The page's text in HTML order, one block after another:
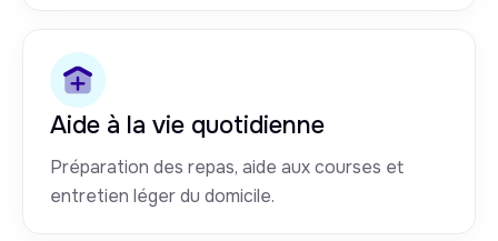
Aide à la vie quotidienne
Préparation des repas, aide aux courses et
entretien léger du domicile.